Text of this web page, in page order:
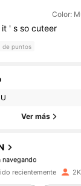
Color:
it ' s so cuteer
de puntos
Ver más
recientemente